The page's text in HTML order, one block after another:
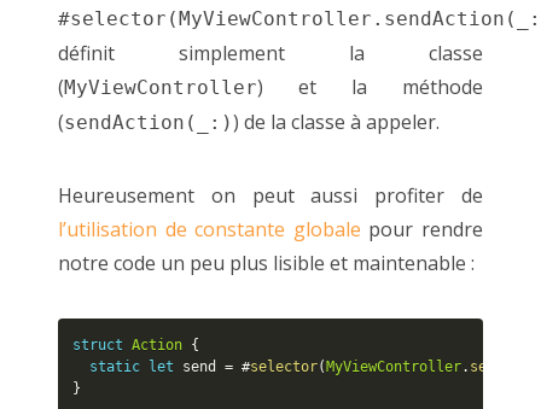
définit simplement la classe
(MyViewController) et la méthode
(sendAction(_:)) de la classe à appeler.
Heureusement on peut aussi profiter de
l’utilisation de constante globale pour rendre
notre code un peu plus lisible et maintenable :
struct Action {
static let send = #selector(MyViewController.
}